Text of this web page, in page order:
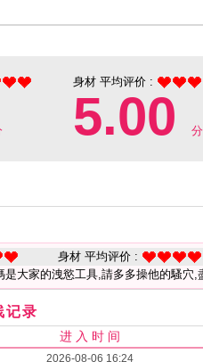
身材 平均评价 :
5.00 分
身材 平均评价 :
是大家的洩慾工具,請多多操他的騷穴,
记录
进 入 时 间
2026-08-06 16:24